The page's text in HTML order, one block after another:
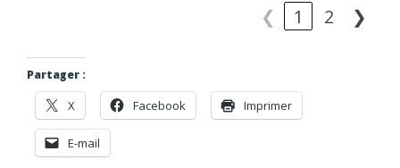
❮ 1 2 ❯
Partager :
X Facebook Imprimer
E-mail